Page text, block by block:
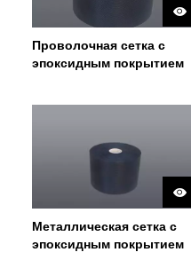
Проволочная сетка с
эпоксидным покрытием
Металлическая сетка с
эпоксидным покрытием